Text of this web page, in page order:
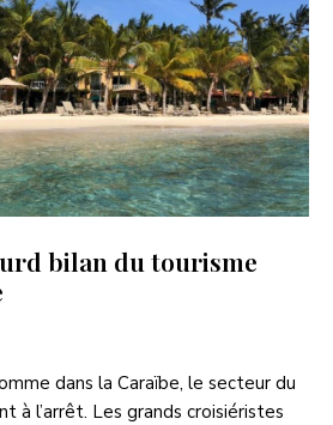
bilan du tourisme
dans la Caraïbe, le secteur du
à l’arrêt. Les grands croisiéristes